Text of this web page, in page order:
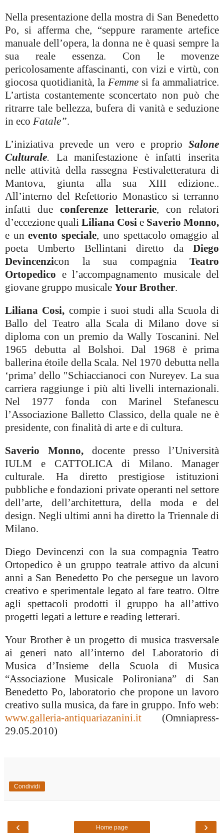
Nella presentazione della mostra di San Benedetto
Po, si afferma che, “seppure raramente artefice
manuale dell’opera, la donna ne è quasi sempre la
sua reale essenza. Con le movenze
pericolosamente affascinanti, con vizi e virtù, con
giocosa quotidianità, la Femme si fa ammaliatrice.
L’artista costantemente sconcertato non può che
ritrarre tale bellezza, bufera di vanità e seduzione
in eco Fatale”.
L’iniziativa prevede un vero e proprio Salone
Culturale. La manifestazione è infatti inserita
nelle attività della rassegna Festivaletteratura di
Mantova, giunta alla sua XIII edizione..
All’interno del Refettorio Monastico si terranno
infatti dueconferenze letterarie, con relatori
d’eccezione quali Liliana Cosi e Saverio Monno,
e unevento speciale, uno spettacolo omaggio al
poeta Umberto Bellintani diretto da Diego
Devincenzicon la sua compagnia Teatro
Ortopedico e l’accompagnamento musicale del
giovane gruppo musicale Your Brother.
Liliana Cosi, compie i suoi studi alla Scuola di
Ballo del Teatro alla Scala di Milano dove si
diploma con un premio da Wally Toscanini. Nel
1965 debutta al Bolshoi. Dal 1968 è prima
ballerina étoile della Scala. Nel 1970 debutta nella
‘prima’ dello "Schiaccianoci con Nureyev. La sua
carriera raggiunge i più alti livelli internazionali.
Nel 1977 fonda con Marinel Stefanescu
l’Associazione Balletto Classico, della quale ne è
presidente, con finalità di arte e di cultura.
Saverio Monno, docente presso l’Università
IULM e CATTOLICA di Milano. Manager
culturale. Ha diretto prestigiose istituzioni
pubbliche e fondazioni private operanti nel settore
dell’arte, dell’architettura, della moda e del
design. Negli ultimi anni ha diretto la Triennaledi
Milano.
Diego Devincenzi con la sua compagnia Teatro
Ortopedico è un gruppo teatrale attivo da alcuni
anni a San Benedetto Po che persegue un lavoro
creativo e sperimentale legato al fare teatro. Oltre
agli spettacoli prodotti
il gruppo ha all’attivo
progetti legati a letture e reading letterari.
Your Brother è un progetto di musica trasversale
ai generi nato all’interno del Laboratorio di
Musica d’Insieme della Scuola di Musica
“Associazione Musicale Polironiana” di San
Benedetto Po, laboratorio che propone un lavoro
creativo sulla musica, da fare in gruppo. Info web:
www.galleria-antiquariazanini.it
(Omniapress-
29.05.2010)
Condividi
‹ ›
Home page